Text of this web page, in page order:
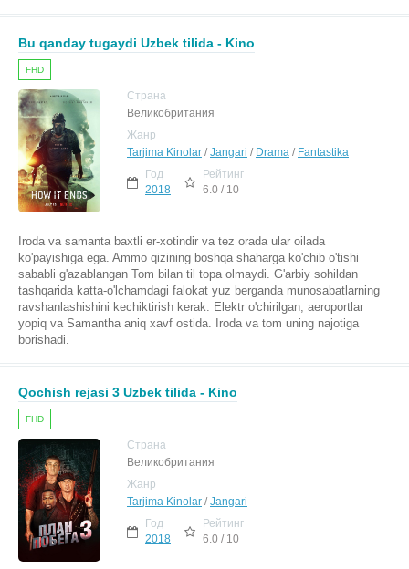
Bu qanday tugaydi Uzbek tilida - Kino
FHD
Страна
Великобритания
Жанр
Tarjima Kinolar /Jangari / Drama / Fantastika
Год
2018
Рейтинг
6.0 / 10
Iroda va samanta baxtli er-xotindir va tez orada ular oilada
ko'payishiga ega. Ammo qizining boshqa shaharga ko'chib o'tishi
sababli g'azablangan Tom bilan til topa olmaydi. G'arbiy sohildan
tashqarida katta-o'lchamdagi falokat yuz berganda munosabatlarning
ravshanlashishini kechiktirish kerak. Elektr o'chirilgan, aeroportlar
yopiq va Samantha aniq xavf ostida. Iroda va tom uning najotiga
borishadi.
Qochish rejasi 3 Uzbek tilida - Kino
FHD
Страна
Великобритания
Жанр
Tarjima Kinolar /Jangari
Год
2018
Рейтинг
6.0 / 10